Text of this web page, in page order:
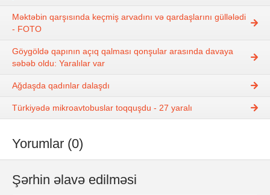
Məktəbin qarşısında keçmiş arvadını və qardaşlarını güllələdi
- FOTO
Göygöldə qapının açıq qalması qonşular arasında davaya
səbəb oldu: Yaralılar var
Ağdaşda qadınlar dalaşdı
Türkiyədə mikroavtobuslar toqquşdu - 27 yaralı
Yorumlar (0)
Şərhin əlavə edilməsi